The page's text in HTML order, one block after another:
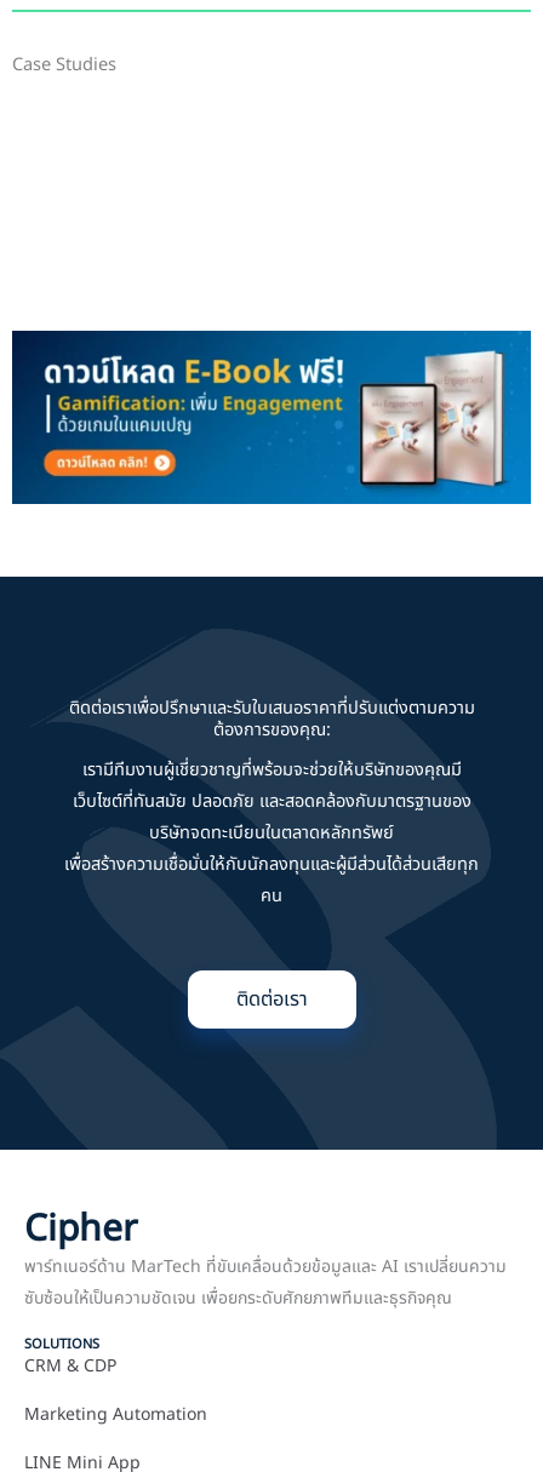
Case Studies
ติดต่อเราเพื่อปรึกษาและรับใบเสนอราคาที่ปรับแต่งตามความ
ต้องการของคุณ:
เรามีทีมงานผู้เชี่ยวชาญที่พร้อมจะช่วยให้บริษัทของคุณมี
เว็บไซต์ที่ทันสมัย ปลอดภัย และสอดคล้องกับมาตรฐานของ
บริษัทจดทะเบียนในตลาดหลักทรัพย์
เพื่อสร้างความเชื่อมั่นให้กับนักลงทุนและผู้มีส่วนได้ส่วนเสียทุก
คน
ติดต่อเรา
Cipher
พาร์ทเนอร์ด้าน MarTech ที่ขับเคลื่อนด้วยข้อมูลและ AI เราเปลี่ยนความ
ซับซ้อนให้เป็นความชัดเจน เพื่อยกระดับศักยภาพทีมและธุรกิจคุณ
SOLUTIONS
CRM & CDP
Marketing Automation
LINE Mini App